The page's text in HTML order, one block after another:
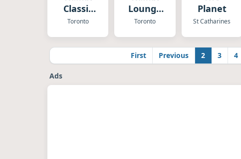
Classic
Rock
Toronto
Lounge
Relax
Toronto
Planet
St Catharines
First Previous 2 3 4
Ads